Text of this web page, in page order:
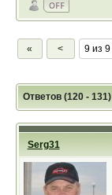
« < 9 из 9
Ответов (120 - 131)
Serg31